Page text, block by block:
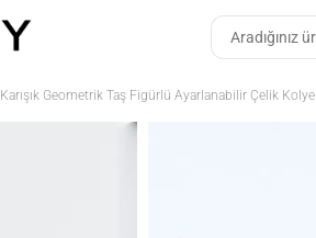
Karışık Geometrik Taş Figürlü Ayarlanabilir Çelik Kolye